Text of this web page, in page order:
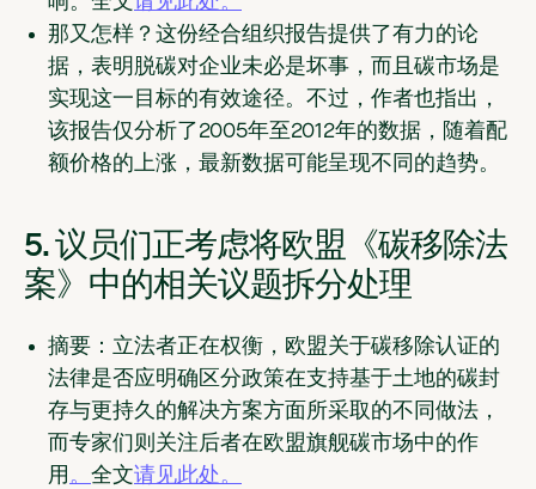
那又怎样？ 这份经合组织报告提供了有力的论
据，表明脱碳对企业未必是坏事，而且碳市场是
实现这一目标的有效途径。不过，作者也指出，
该报告仅分析了2005年至2012年的数据，随着配
额价格的上涨，最新数据可能呈现不同的趋势。
5. 议员们正考虑将欧盟《碳移除法
案》中的相关议题拆分处理
摘要： 立法者正在权衡，欧盟关于碳移除认证的
法律是否应明确区分政策在支持基于土地的碳封
存与更持久的解决方案方面所采取的不同做法，
而专家们则关注后者在欧盟旗舰碳市场中的作
用 。 全文请见此处。